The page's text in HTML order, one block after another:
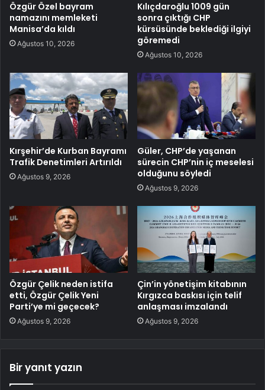
Özgür Özel bayram
namazını memleketi
Manisa’da kıldı
Ağustos 10, 2026
Kılıçdaroğlu 1009 gün
sonra çıktığı CHP
kürsüsünde beklediği ilgiyi
göremedi
Ağustos 10, 2026
Kırşehir’de Kurban Bayramı
Trafik Denetimleri Artırıldı
Ağustos 9, 2026
Güler, CHP’de yaşanan
sürecin CHP’nin iç meselesi
olduğunu söyledi
Ağustos 9, 2026
Özgür Çelik neden istifa
etti, Özgür Çelik Yeni
Parti’ye mi geçecek?
Ağustos 9, 2026
Çin’in yönetişim kitabının
Kırgızca baskısı için telif
anlaşması imzalandı
Ağustos 9, 2026
Bir yanıt yazın